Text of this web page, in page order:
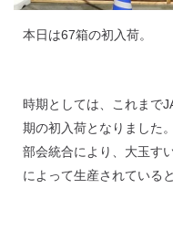
本日は67箱の初入荷。
時期としては、これまで
期の初入荷となりました。
部会統合により、大玉す
によって生産されている